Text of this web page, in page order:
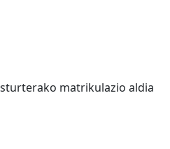
matrikulazio aldia